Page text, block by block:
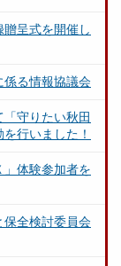
呈式を開催し
る情報協議会
守りたい秋田
行いました！
」体験参加者を
保全検討委員会